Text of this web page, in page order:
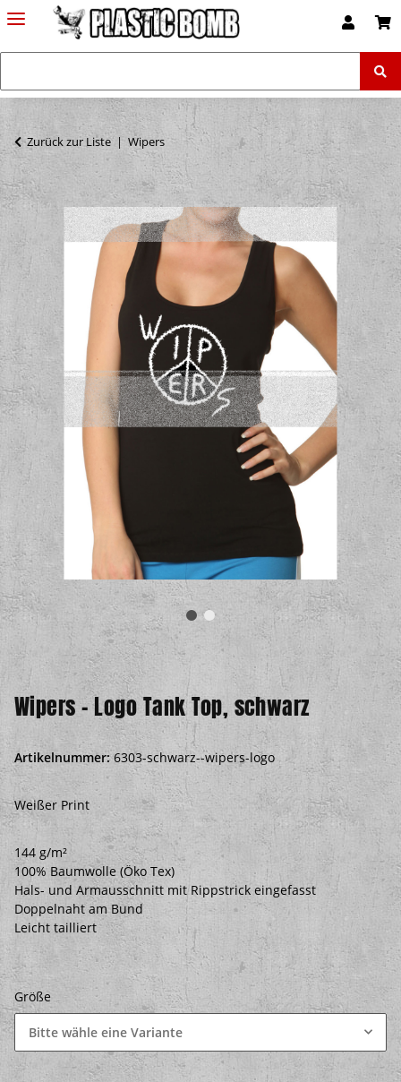
Zurück zur Liste Wipers
Wipers – Logo Tank Top, schwarz
Artikelnummer:6303-schwarz--wipers-logo
Weißer Print
144 g/m²
100% Baumwolle (Öko Tex)
Hals- und Armausschnitt mit Rippstrick eingefasst
Doppelnaht am Bund
Leicht tailliert
Größe
Bitte wähle eine Variante